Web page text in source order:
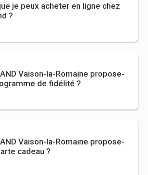
je peux acheter en ligne chez
?
Vaison-la-Romaine propose-
de fidélité ?
Vaison-la-Romaine propose-
cadeau ?